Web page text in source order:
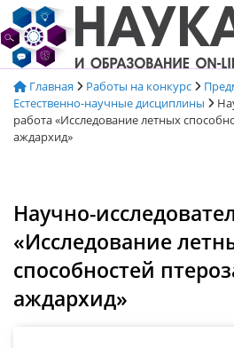
Перейти
к
содержимому
Главная Работы на конкурс
Естественно-научные дисциплины
работа «Исследование летных
аждархид»
Научно-
«Исследование
способностей
аждархид»